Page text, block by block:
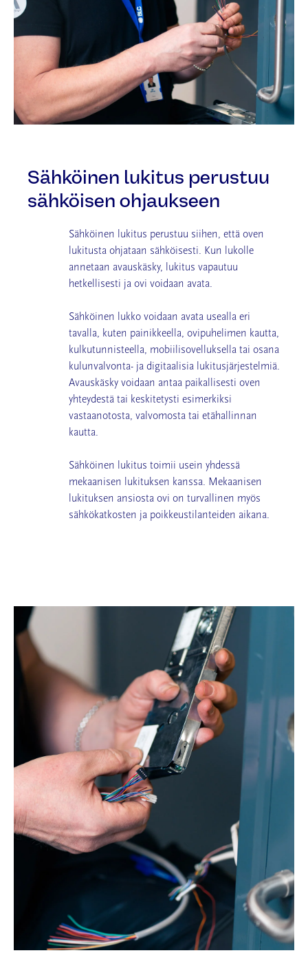
Sähköinen lukitus perustuu
sähköisen ohjaukseen
Sähköinen lukitus perustuu siihen, että oven
lukitusta ohjataan sähköisesti. Kun lukolle
annetaan avauskäsky, lukitus vapautuu
hetkellisesti ja ovi voidaan avata.
Sähköinen lukko voidaan avata usealla eri
tavalla, kuten painikkeella, ovipuhelimen kautta,
kulkutunnisteella, mobiilisovelluksella tai osana
kulunvalvonta- ja digitaalisia lukitusjärjestelmiä.
Avauskäsky voidaan antaa paikallisesti oven
yhteydestä tai keskitetysti esimerkiksi
vastaanotosta, valvomosta tai etähallinnan
kautta.
Sähköinen lukitus toimii usein yhdessä
mekaanisen lukituksen kanssa. Mekaanisen
lukituksen ansiosta ovi on turvallinen myös
sähkökatkosten ja poikkeustilanteiden aikana.